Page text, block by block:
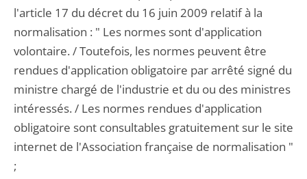
l'article 17 du décret du 16 juin 2009 relatif à la
normalisation : " Les normes sont d'application
volontaire. / Toutefois, les normes peuvent être
rendues d'application obligatoire par arrêté signé du
ministre chargé de l'industrie et du ou des ministres
intéressés. / Les normes rendues d'application
obligatoire sont consultables gratuitement sur le site
internet de l'Association française de normalisation "
;